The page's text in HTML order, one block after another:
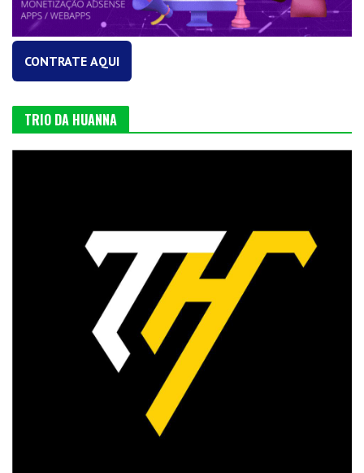
CONTRATE AQUI
TRIO DA HUANNA